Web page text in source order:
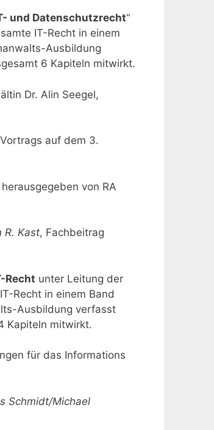
und Datenschutzrecht“
IT-Recht in einem
Ausbildung
6 Kapiteln mitwirkt.
Dr. Alin Seegel,
auf dem 3.
von RA
R. Kast, Fachbeitrag
Recht unter Leitung der
Recht in einem Band
Ausbildung verfasst
Kapiteln mitwirkt.
für das Informations
Schmidt/Michael